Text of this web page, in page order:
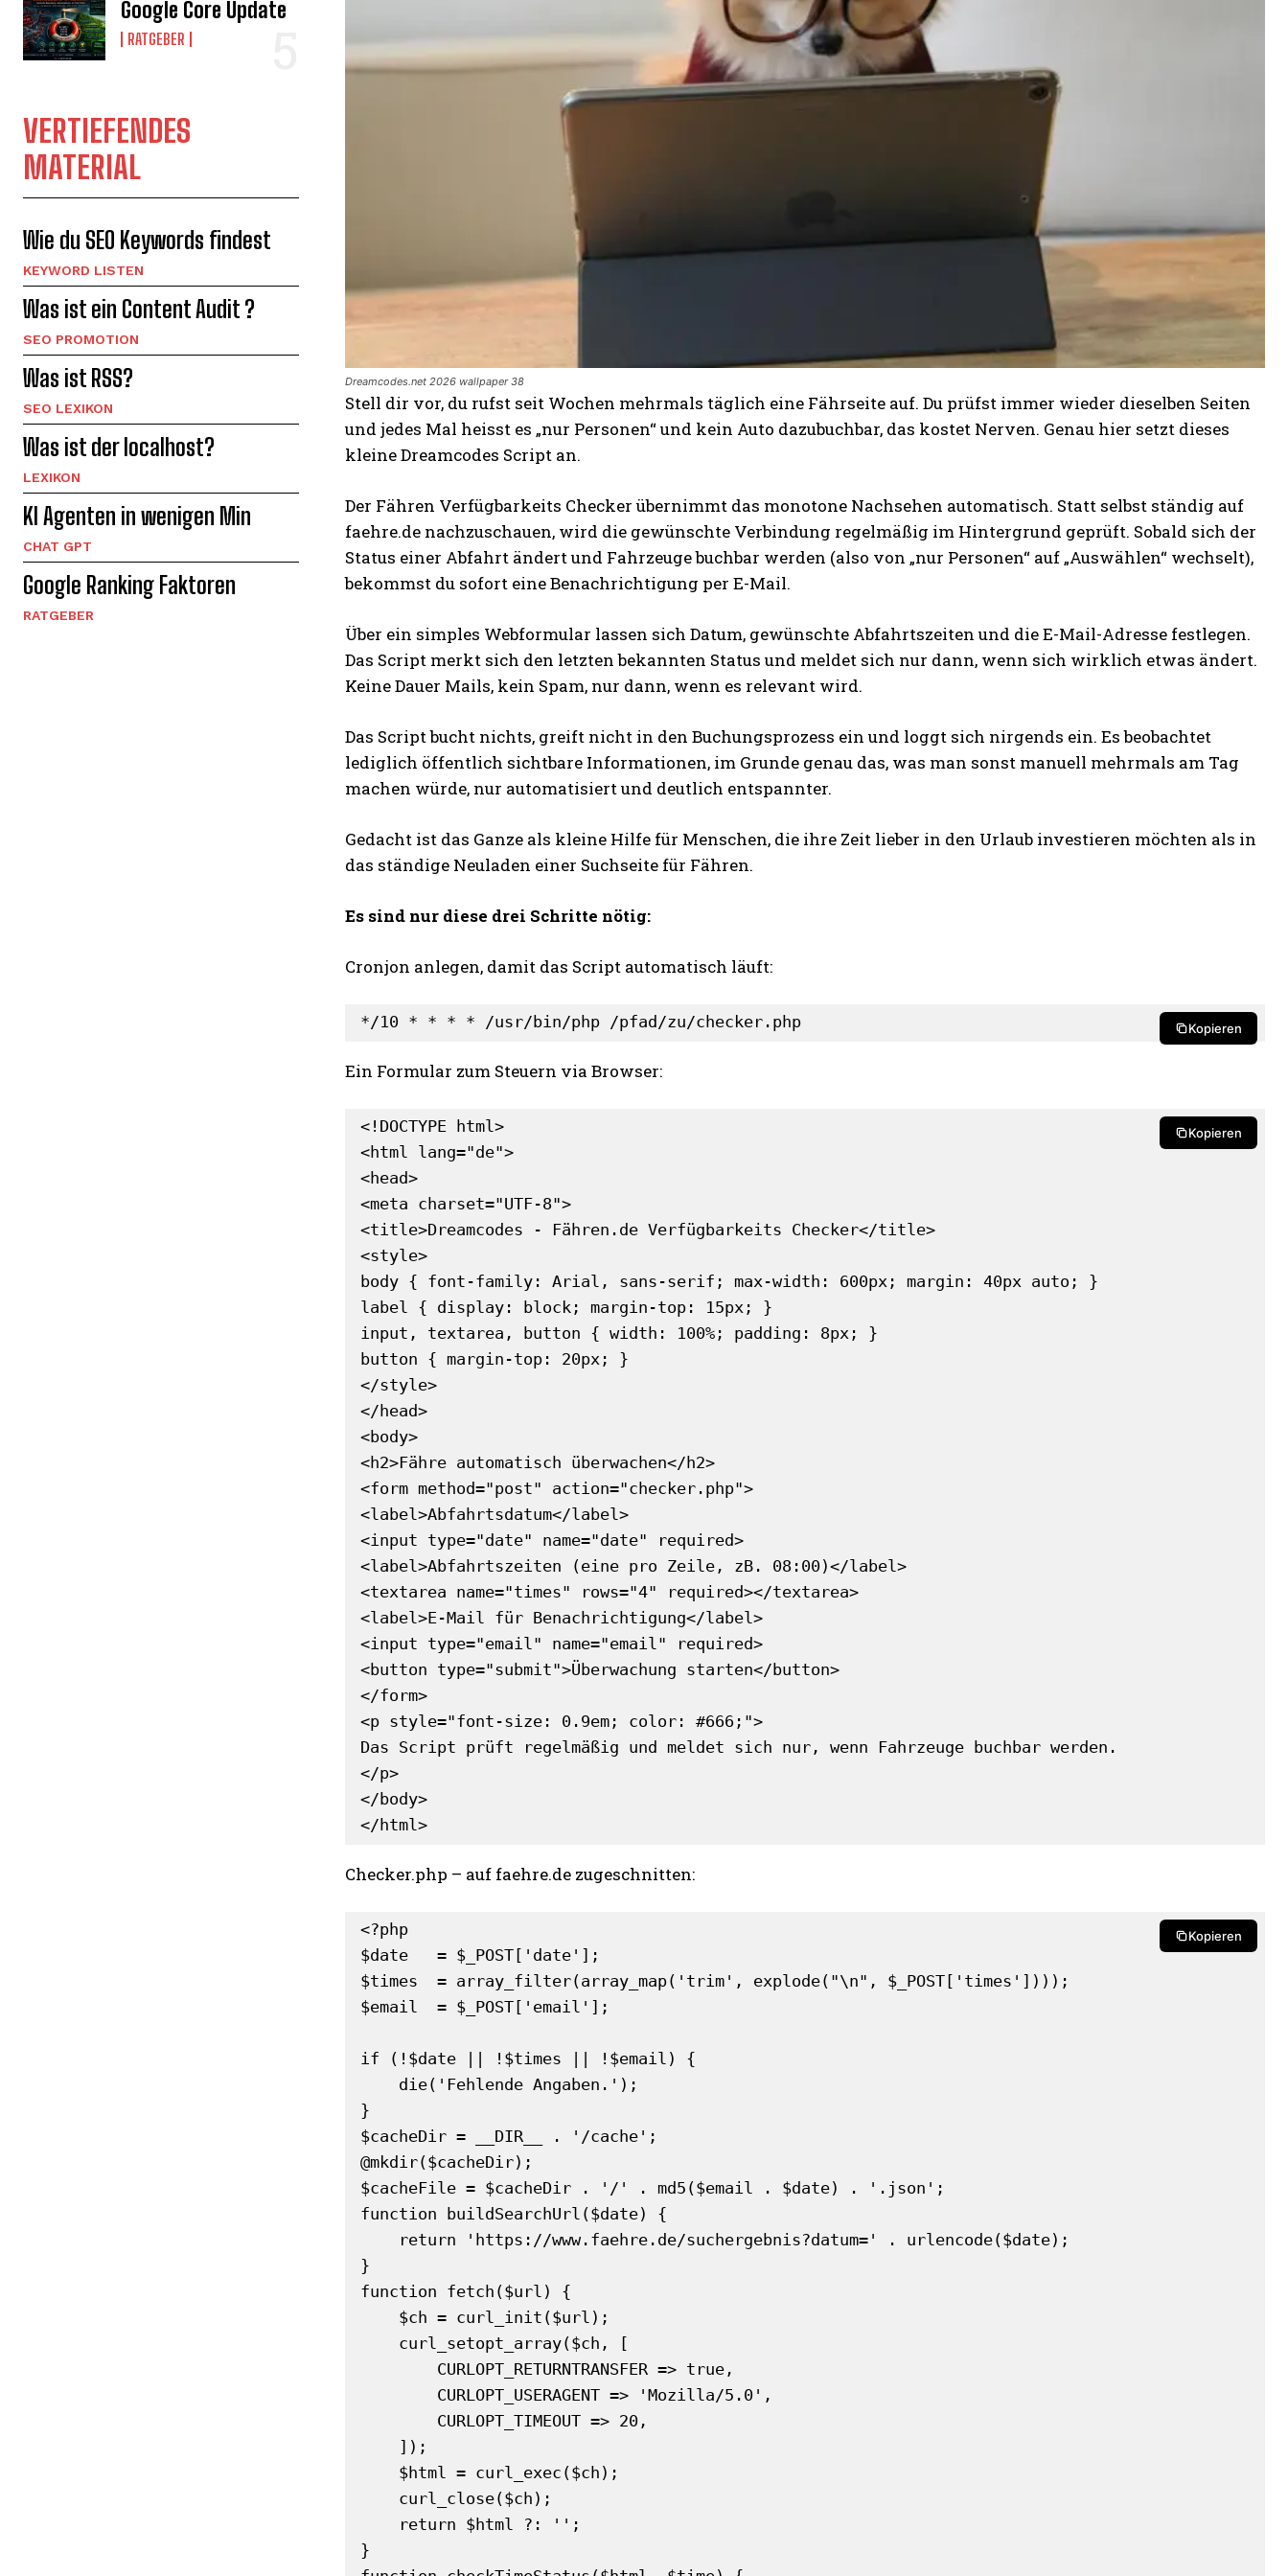
Google Core Update
RATGEBER
VERTIEFENDES
MATERIAL
Wie du SEO Keywords findest
KEYWORD LISTEN
Was ist ein Content Audit ?
SEO PROMOTION
Was ist RSS?
SEO LEXIKON
Was ist der localhost?
LEXIKON
KI Agenten in wenigen Min
CHAT GPT
Google Ranking Faktoren
RATGEBER
Dreamcodes.net 2026 wallpaper 38
Stell dir vor, du rufst seit Wochen mehrmals täglich eine Fährseite auf. Du prüfst immer wieder dieselben Seiten
und jedes Mal heisst es „nur Personen“ und kein Auto dazubuchbar, das kostet Nerven. Genau hier setzt dieses
kleine Dreamcodes Script an.
Der Fähren Verfügbarkeits Checker übernimmt das monotone Nachsehen automatisch. Statt selbst ständig auf
faehre.de nachzuschauen, wird die gewünschte Verbindung regelmäßig im Hintergrund geprüft. Sobald sich der
Status einer Abfahrt ändert und Fahrzeuge buchbar werden (also von „nur Personen“ auf „Auswählen“ wechselt),
bekommst du sofort eine Benachrichtigung per E-Mail.
Über ein simples Webformular lassen sich Datum, gewünschte Abfahrtszeiten und die E-Mail-Adresse festlegen.
Das Script merkt sich den letzten bekannten Status und meldet sich nur dann, wenn sich wirklich etwas ändert.
Keine Dauer Mails, kein Spam, nur dann, wenn es relevant wird.
Das Script bucht nichts, greift nicht in den Buchungsprozess ein und loggt sich nirgends ein. Es beobachtet
lediglich öffentlich sichtbare Informationen, im Grunde genau das, was man sonst manuell mehrmals am Tag
machen würde, nur automatisiert und deutlich entspannter.
Gedacht ist das Ganze als kleine Hilfe für Menschen, die ihre Zeit lieber in den Urlaub investieren möchten als in
das ständige Neuladen einer Suchseite für Fähren.
Es sind nur diese drei Schritte nötig:
Cronjon anlegen, damit das Script automatisch läuft:
*/10 * * * * /usr/bin/php /pfad/zu/checker.php Kopieren
Ein Formular zum Steuern via Browser:
<!DOCTYPE html>
<html lang="de">
<head>
<meta charset="UTF-8">
<title>Dreamcodes - Fähren.de Verfügbarkeits Checker</title>
<style>
body { font-family: Arial, sans-serif; max-width: 600px; margin: 40px auto; }
label { display: block; margin-top: 15px; }
input, textarea, button { width: 100%; padding: 8px; }
button { margin-top: 20px; }
</style>
</head>
<body>
<h2>Fähre automatisch überwachen</h2>
<form method="post" action="checker.php">
<label>Abfahrtsdatum</label>
<input type="date" name="date" required>
<label>Abfahrtszeiten (eine pro Zeile, zB. 08:00)</label>
<textarea name="times" rows="4" required></textarea>
<label>E-Mail für Benachrichtigung</label>
<input type="email" name="email" required>
<button type="submit">Überwachung starten</button>
</form>
<p style="font-size: 0.9em; color: #666;">
Das Script prüft regelmäßig und meldet sich nur, wenn Fahrzeuge buchbar werden.
</p>
</body>
</html>
Kopieren
Checker.php – auf faehre.de zugeschnitten:
<?php
$date   = $_POST['date'];
$times  = array_filter(array_map('trim', explode("\n", $_POST['times'])));
$email  = $_POST['email'];
if (!$date || !$times || !$email) {
}
$cacheDir = __DIR__ . '/cache';
@mkdir($cacheDir);
$cacheFile = $cacheDir . '/' . md5($email . $date) . '.json';
function buildSearchUrl($date) {
}
function fetch($url) {
}
Kopieren